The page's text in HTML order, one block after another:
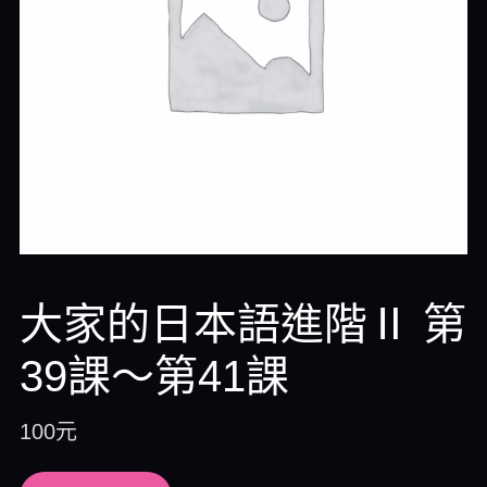
大家的日本語進階Ⅱ 第
39課～第41課
100元